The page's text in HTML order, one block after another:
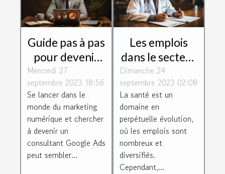
Guide pas à pas
pour devenir
consultant
Google Ads
Mercredi 27
septembre 2023 18:56
Se lancer dans le
monde du marketing
numérique et chercher
à devenir un
consultant Google Ads
peut sembler...
Les emplois
dans le secteur
de la santé :
perspectives et
défis
Dimanche 24
septembre 2023 02:08
La santé est un
domaine en
perpétuelle évolution,
où les emplois sont
nombreux et
diversifiés.
Cependant,...